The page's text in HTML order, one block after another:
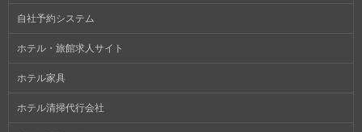
自社予約システム
ホテル・旅館求人サイト
ホテル家具
ホテル清掃代行会社